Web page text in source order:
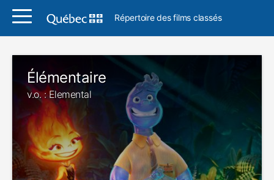
Répertoire des films classés
Élémentaire
v.o. : Elemental